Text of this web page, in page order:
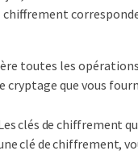
chiffrement
toutes les
cryptage que vous
clés de chiffrement
clé de chiffrement,